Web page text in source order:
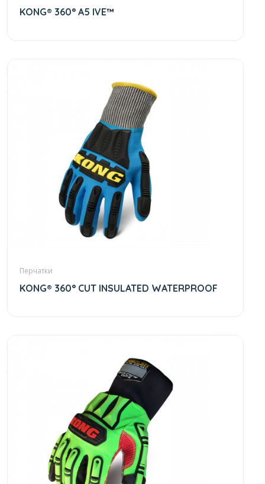
KONG® 360° A5 IVE™
Перчатки
KONG® 360° CUT INSULATED WATERPROOF